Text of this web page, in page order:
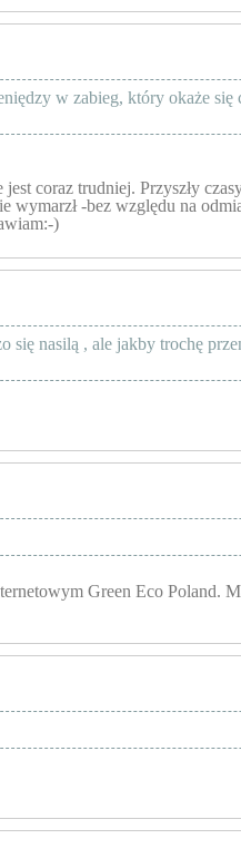
w zabieg, który okaże się
coraz trudniej. Przyszły
-bez względu na
)
nasilą , ale jakby trochę
Green Eco Poland.